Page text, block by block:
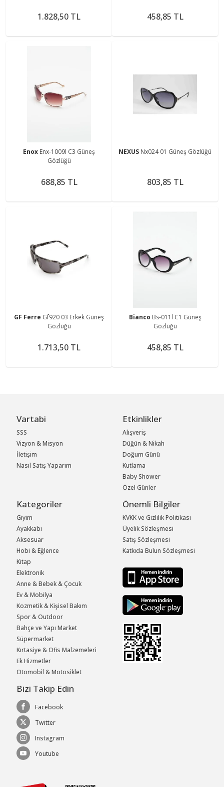
1.828,50 TL 458,85 TL
Enox Enx-1009l C3 Güneş
Gözlüğü
688,85 TL
NEXUS Nx024 01 Güneş Gözlüğü
803,85 TL
GF Ferre Gf920 03 Erkek Güneş
Gözlüğü
1.713,50 TL
Bianco Bs-011l C1 Güneş
Gözlüğü
458,85 TL
Vartabi
SSS
Vizyon & Misyon
İletişim
Nasıl Satış Yaparım
Etkinlikler
Alışveriş
Düğün & Nikah
Doğum Günü
Kutlama
Baby Shower
Özel Günler
Kategoriler
Giyim
Ayakkabı
Aksesuar
Hobi & Eğlence
Kitap
Elektronik
Anne & Bebek & Çocuk
Ev & Mobilya
Kozmetik & Kişisel Bakım
Spor & Outdoor
Bahçe ve Yapı Market
Süpermarket
Kırtasiye & Ofis Malzemeleri
Ek Hizmetler
Otomobil & Motosiklet
Önemli Bilgiler
KVKK ve Gizlilik Politikası
Üyelik Sözleşmesi
Satış Sözleşmesi
Katkıda Bulun Sözleşmesi
Bizi Takip Edin
Facebook
Twitter
Instagram
Youtube